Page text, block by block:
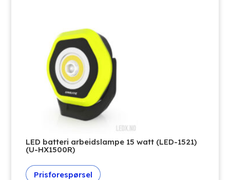
LED batteri arbeidslampe 15 watt (LED-1521)
(U-HX1500R)
Prisforespørsel